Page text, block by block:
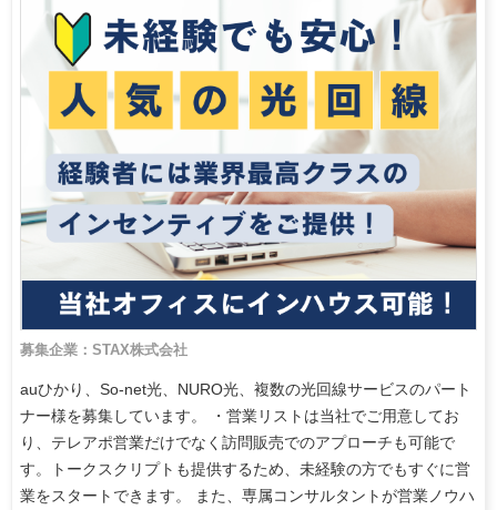
募集企業：STAX株式会社
auひかり、So-net光、NURO光、複数の光回線サービスのパート
ナー様を募集しています。 ・営業リストは当社でご用意してお
り、テレアポ営業だけでなく訪問販売でのアプローチも可能で
す。トークスクリプトも提供するため、未経験の方でもすぐに営
業をスタートできます。 また、専属コンサルタントが営業ノウハ